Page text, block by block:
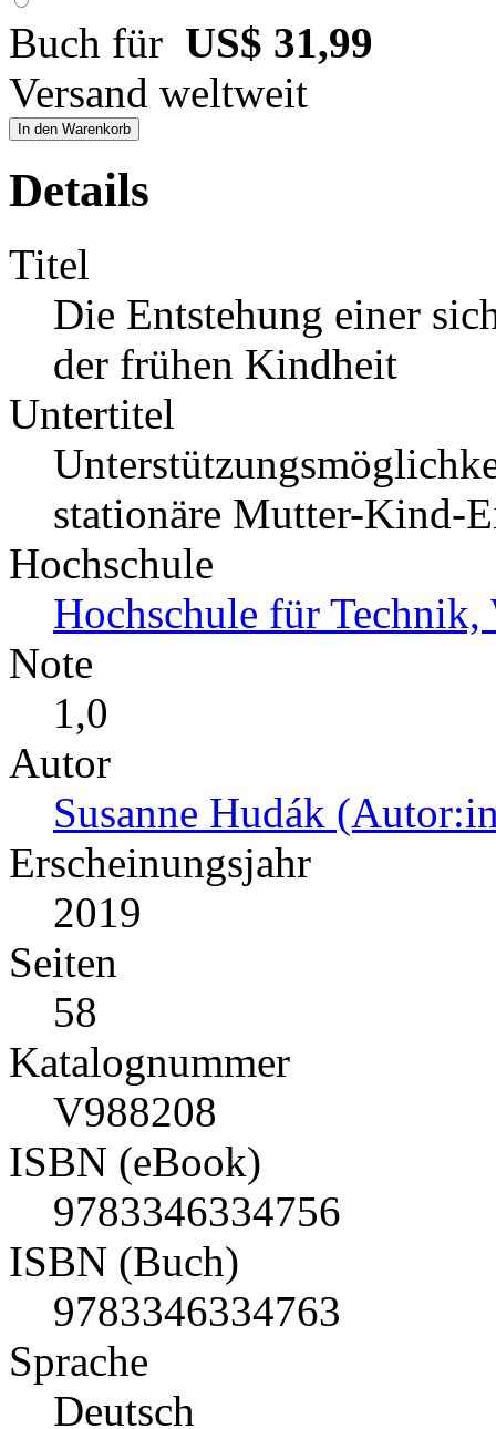
Buch für US$ 31,99
Versand weltweit
In den Warenkorb
Details
Titel
Die Entstehung einer
der frühen Kindheit
Untertitel
stationäre Mutter-Kind-
Hochschule
Hochschule für
Note
1,0
Autor
Susanne Hudák
Erscheinungsjahr
2019
Seiten
58
Katalognummer
V988208
ISBN (eBook)
9783346334756
ISBN (Buch)
9783346334763
Sprache
Deutsch